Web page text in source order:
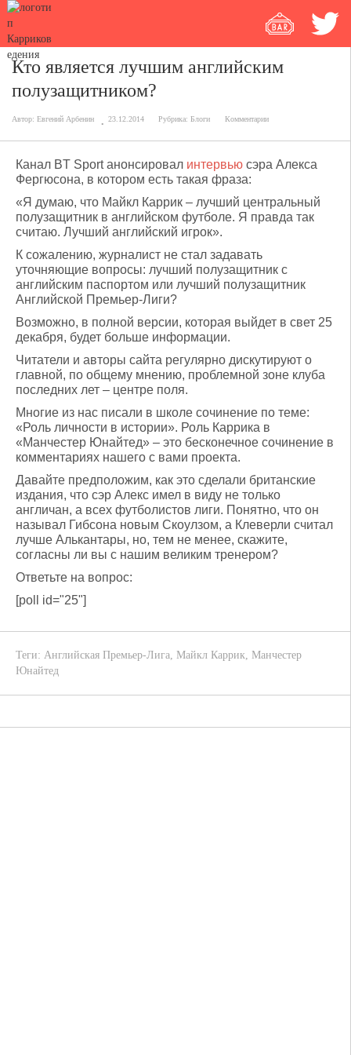
Кто является лучшим английским
полузащитником?
Автор: Евгений Арбенин 23.12.2014 Рубрика: Блоги Комментарии
Канал BT Sport анонсировал интервью сэра Алекса
Фергюсона, в котором есть такая фраза:
«Я думаю, что Майкл Каррик – лучший центральный
полузащитник в английском футболе. Я правда так
считаю. Лучший английский игрок».
К сожалению, журналист не стал задавать
уточняющие вопросы: лучший полузащитник с
английским паспортом или лучший полузащитник
Английской Премьер-Лиги?
Возможно, в полной версии, которая выйдет в свет 25
декабря, будет больше информации.
Читатели и авторы сайта регулярно дискутируют о
главной, по общему мнению, проблемной зоне клуба
последних лет – центре поля.
Многие из нас писали в школе сочинение по теме:
«Роль личности в истории». Роль Каррика в
«Манчестер Юнайтед» – это бесконечное сочинение в
комментариях нашего с вами проекта.
Давайте предположим, как это сделали британские
издания, что сэр Алекс имел в виду не только
англичан, а всех футболистов лиги. Понятно, что он
называл Гибсона новым Скоулзом, а Клеверли считал
лучше Алькантары, но, тем не менее, скажите,
согласны ли вы с нашим великим тренером?
Ответьте на вопрос:
[poll id="25"]
Теги: Английская Премьер-Лига, Майкл Каррик, Манчестер
Юнайтед